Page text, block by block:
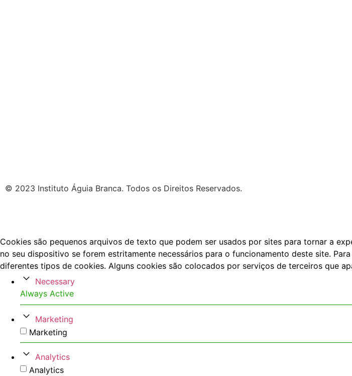
© 2023 Instituto Águia Branca. Todos os Direitos Reservados.
Cookies são pequenos arquivos de texto que podem ser usados por sites para tornar a
no seu dispositivo se forem estritamente necessários para o funcionamento deste site.
diferentes tipos de cookies. Alguns cookies são colocados por serviços de terceiros que
Necessary
Always Active
Marketing
Marketing
Analytics
Analytics